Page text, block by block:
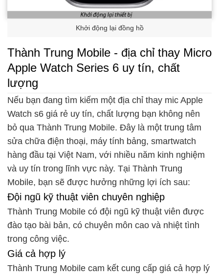
Khởi động lại đồng hồ
Thành Trung Mobile - địa chỉ thay Micro
Apple Watch Series 6 uy tín, chất
lượng
Nếu bạn đang tìm kiếm một địa chỉ thay mic Apple
Watch s6 giá rẻ uy tín, chất lượng bạn không nên
bỏ qua Thành Trung Mobile. Đây là một trung tâm
sửa chữa điện thoại, máy tính bảng, smartwatch
hàng đầu tại Việt Nam, với nhiều năm kinh nghiệm
và uy tín trong lĩnh vực này. Tại Thành Trung
Mobile, bạn sẽ được hưởng những lợi ích sau:
Đội ngũ kỹ thuật viên chuyên nghiệp
Thành Trung Mobile có đội ngũ kỹ thuật viên được
đào tạo bài bản, có chuyên môn cao và nhiệt tình
trong công việc.
Giá cả hợp lý
Thành Trung Mobile cam kết cung cấp giá cả hợp lý